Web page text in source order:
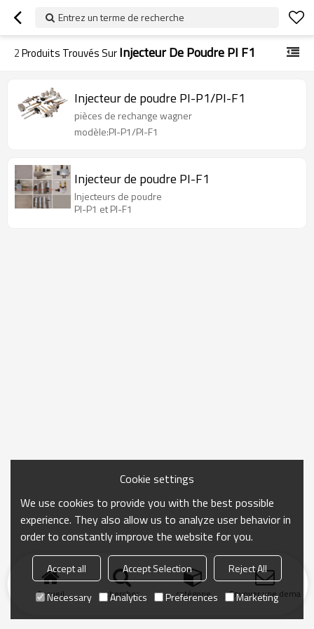
Entrez un terme de recherche
2Produits Trouvés SurInjecteur De Poudre PI F1
Injecteur de poudre PI-P1/PI-F1
pièces de rechange wagner
modèle:PI-P1/PI-F1
Injecteur de poudre PI-F1
Injecteurs de poudre
PI-P1 et PI-F1
Accueil chercher catégorie Envoyer une
Cookie settings
We use cookies to provide you with the best possible
experience. They also allow us to analyze user behavior in
order to constantly improve the website for you.
Accept all Accept Selection
Reject All
Necessary
Analytics Preferences Marketing